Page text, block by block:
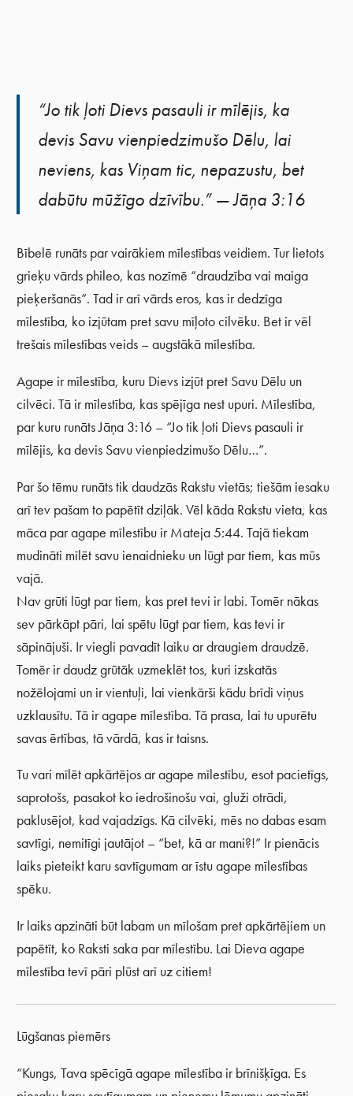
“Jo tik ļoti Dievs pasauli ir mīlējis, ka
devis Savu vienpiedzimušo Dēlu, lai
neviens, kas Viņam tic, nepazustu, bet
dabūtu mūžīgo dzīvību.” — Jāņa 3:16
Bībelē runāts par vairākiem mīlestības veidiem. Tur lietots
grieķu vārds phileo, kas nozīmē “draudzība vai maiga
pieķeršanās”. Tad ir arī vārds eros, kas ir dedzīga
mīlestība, ko izjūtam pret savu mīļoto cilvēku. Bet ir vēl
trešais mīlestības veids – augstākā mīlestība.
Agape ir mīlestība, kuru Dievs izjūt pret Savu Dēlu un
cilvēci. Tā ir mīlestība, kas spējīga nest upuri. Mīlestība,
par kuru runāts Jāņa 3:16 – “Jo tik ļoti Dievs pasauli ir
mīlējis, ka devis Savu vienpiedzimušo Dēlu…”.
Par šo tēmu runāts tik daudzās Rakstu vietās; tiešām iesaku
arī tev pašam to papētīt dziļāk. Vēl kāda Rakstu vieta, kas
māca par agape mīlestību ir Mateja 5:44. Tajā tiekam
mudināti mīlēt savu ienaidnieku un lūgt par tiem, kas mūs
vajā.
Nav grūti lūgt par tiem, kas pret tevi ir labi. Tomēr nākas
sev pārkāpt pāri, lai spētu lūgt par tiem, kas tevi ir
sāpinājuši. Ir viegli pavadīt laiku ar draugiem draudzē.
Tomēr ir daudz grūtāk uzmeklēt tos, kuri izskatās
nožēlojami un ir vientuļi, lai vienkārši kādu brīdi viņus
uzklausītu. Tā ir agape mīlestība. Tā prasa, lai tu upurētu
savas ērtības, tā vārdā, kas ir taisns.
Tu vari mīlēt apkārtējos ar agape mīlestību, esot pacietīgs,
saprotošs, pasakot ko iedrošinošu vai, gluži otrādi,
paklusējot, kad vajadzīgs. Kā cilvēki, mēs no dabas esam
savtīgi, nemitīgi jautājot – “bet, kā ar mani?!” Ir pienācis
laiks pieteikt karu savtīgumam ar īstu agape mīlestības
spēku.
Ir laiks apzināti būt labam un mīlošam pret apkārtējiem un
papētīt, ko Raksti saka par mīlestību. Lai Dieva agape
mīlestība tevī pāri plūst arī uz citiem!
Lūgšanas piemērs
“Kungs, Tava spēcīgā agape mīlestība ir brīnišķīga. Es